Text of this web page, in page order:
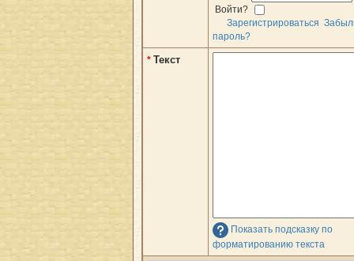
Войти?
Зарегистрироваться
пароль?
* Текст
Показать подсказку по
форматированию текста